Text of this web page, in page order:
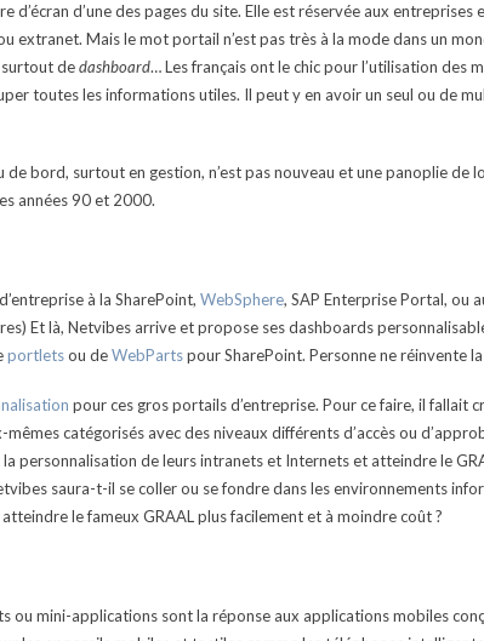
d’écran d’une des pages du site. Elle est réservée aux entreprises
extranet. Mais le mot portail n’est pas très à la mode dans un
dedashboard… Les français ont le chic pour l’utilisation des
toutes les informations utiles. Il peut y en avoir un seul ou de
bord, surtout en gestion, n’est pas nouveau et une panoplie de
années 90 et 2000.
à la SharePoint, WebSphere, SAP Enterprise Portal, ou
Et là, Netvibes arrive et propose ses dashboards
portletsou deWebPartspour SharePoint. Personne ne réinvente
pour ces gros portails d’entreprise. Pour ce faire, il fallait
catégorisés avec des niveaux différents d’accès ou
personnalisation de leurs intranets et Internets et atteindre le
saura-t-il se coller ou se fondre dans les environnements
le fameux GRAAL plus facilement et à moindre coût ?
ou mini-applications sont la réponse aux applications mobiles